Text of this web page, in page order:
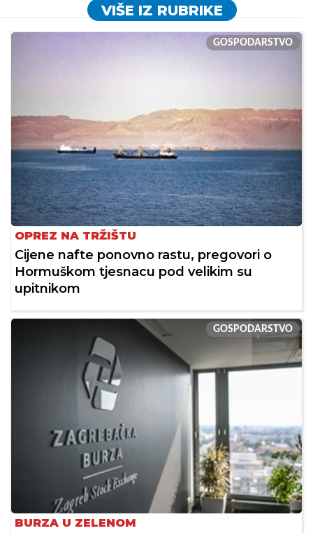
VIŠE IZ RUBRIKE
GOSPODARSTVO
OPREZ NA TRŽIŠTU
Cijene nafte ponovno rastu, pregovori o
Hormuškom tjesnacu pod velikim su
upitnikom
GOSPODARSTVO
BURZA U ZELENOM